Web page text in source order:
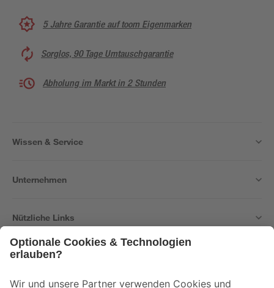
5 Jahre Garantie auf toom Eigenmarken
Sorglos, 90 Tage Umtauschgarantie
Abholung im Markt in 2 Stunden
Wissen & Service
Unternehmen
Nützliche Links
Der toom Newsletter: Keine Angebote und Aktionen mehr verpassen!